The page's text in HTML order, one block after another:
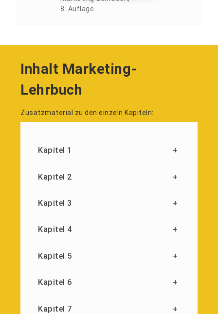
8. Auflage
Inhalt Marketing-
Lehrbuch
Zusatzmaterial zu den einzeln Kapiteln:
Kapitel 1 +
Kapitel 2 +
Kapitel 3 +
Kapitel 4 +
Kapitel 5 +
Kapitel 6 +
Kapitel 7 +